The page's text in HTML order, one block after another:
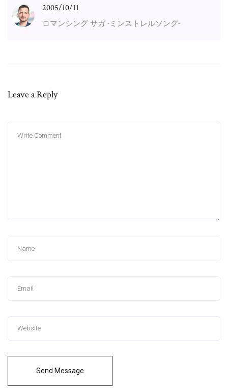
2005/10/11
ロマンシング サガ -ミンストレルソング-
Leave a Reply
Send Message